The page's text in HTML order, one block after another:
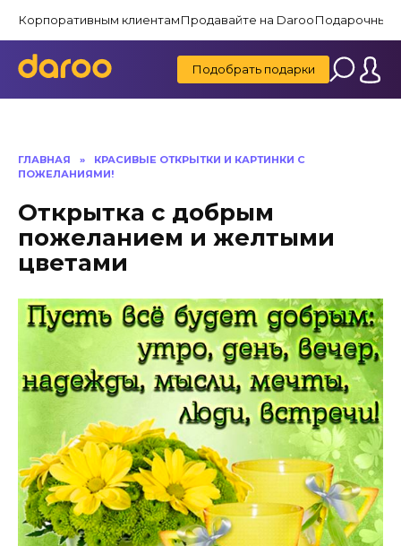
содержанию
Корпоративным клиентамПродавайте на DarooПодарочные
Подобрать подарки
ГЛАВНАЯ »
КРАСИВЫЕ ОТКРЫТКИ И КАРТИНКИ C
ПОЖЕЛАНИЯМИ!
Открытка с добрым
пожеланием и желтыми
цветами